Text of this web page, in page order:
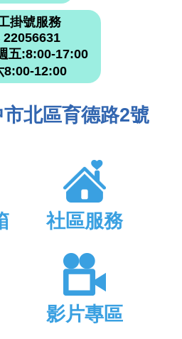
掛號服務
22056631
五:8:00-17:00
8:00-12:00
北區育德路2號
社區服務
影片專區